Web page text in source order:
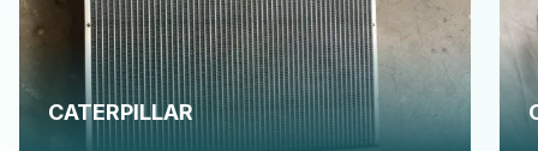
CATERPILLAR